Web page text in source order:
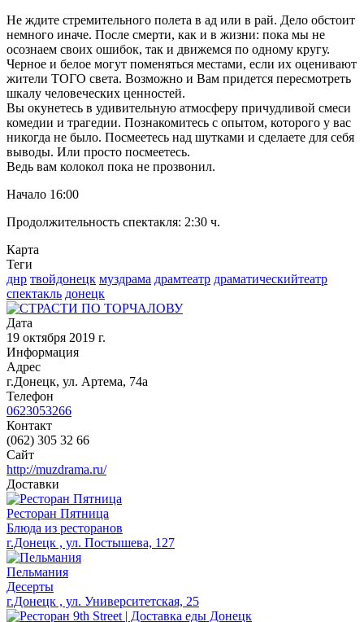
Не ждите стремительного полета в ад или в рай. Дело обстоит
немного иначе. После смерти, как и в жизни: пока мы не
осознаем своих ошибок, так и движемся по одному кругу.
Черное и белое могут поменяться местами, если их оценивают
жители ТОГО света. Возможно и Вам придется пересмотреть
шкалу человеческих ценностей.
Вы окунетесь в удивительную атмосферу причудливой смеси
комедии и трагедии. Познакомитесь с опытом, которого у вас
никогда не было. Посмеетесь над шутками и сделаете для себя
выводы. Или просто посмеетесь.
Ведь вам колокол пока не прозвонил.
Начало 16:00
Продолжительность спектакля: 2:30 ч.
Карта
Теги
днр твойдонецк муздрама драмтеатр драматическийтеатр
спектакль донецк
Дата
19 октября 2019 г.
Информация
Адрес
г.Донецк, ул. Артема, 74а
Телефон
0623053266
Контакт
(062) 305 32 66
Сайт
http://muzdrama.ru/
Доставки
Ресторан Пятница
Блюда из ресторанов
г.Донецк , ул. Постышева, 127
Пельмания
Десерты
г.Донецк , ул. Университетская, 25